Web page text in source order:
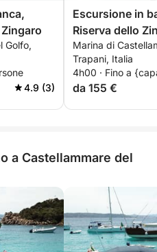
Golfo,
4.9 (3)
Escursione in
Riserva dello
Marina di
Trapani, Italia
4h00 · Fino a
da 155 €
a Castellammare del